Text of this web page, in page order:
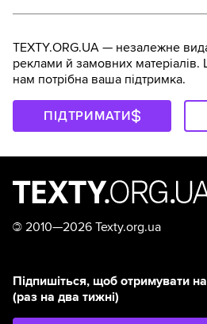
TEXTY.ORG.UA — незалежне
реклами й замовних
нам потрібна ваша підтримка.
ПІДТРИМАТИ
© 2010—2026 Texty.org.ua
Підпишіться, щоб отримувати
(раз на два тижні)